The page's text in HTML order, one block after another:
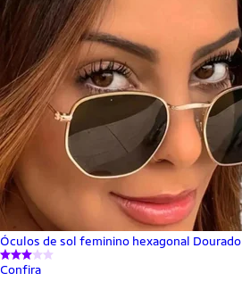
Óculos de sol feminino hexagonal Dourado
Confira